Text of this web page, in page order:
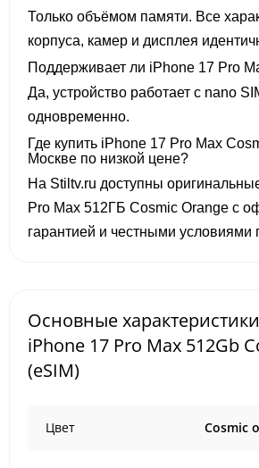
Только объёмом памяти. Все
корпуса, камер и дисплея
Поддерживает ли iPhone 17 Pro
Да, устройство работает с nano
одновременно.
Где купить iPhone 17 Pro Max
Москве по низкой цене?
На Stiltv.ru доступны
Pro Max 512ГБ Cosmic Orange с
гарантией и честными условиями
Основные
iPhone 17 Pro Max 512Gb
(eSIM)
Цвет Cosmic